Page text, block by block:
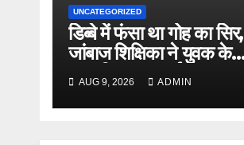
UNCATEGORIZED
डिब्बे में फंसा था गोह का सिर,
जांबाज शिक्षिका ने युवक के
साथ मिलकर बचाई जान ।
AUG 9, 2026 ADMIN